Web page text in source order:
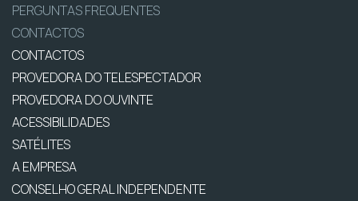
PERGUNTAS FREQUENTES
CONTACTOS
CONTACTOS
PROVEDORA DO TELESPECTADOR
PROVEDORA DO OUVINTE
ACESSIBILIDADES
SATÉLITES
A EMPRESA
CONSELHO GERAL INDEPENDENTE